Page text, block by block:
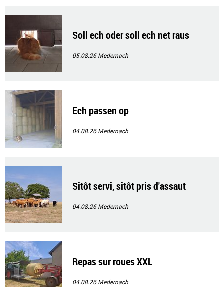
Soll ech oder soll ech net raus
05.08.26Medernach
Ech passen op
04.08.26Medernach
Sitôt servi, sitôt pris d'assaut
04.08.26Medernach
Repas sur roues XXL
04.08.26Medernach